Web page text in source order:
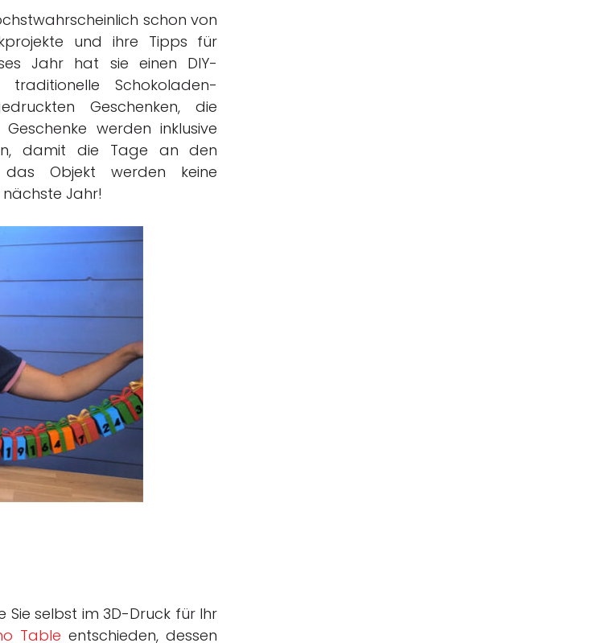
schon von
und ihre Tipps für
Jahr hat sie einen DIY-
Schokoladen-
Geschenken, die
werden inklusive
damit die Tage an den
Objekt werden keine
Jahr!
Sie selbst im 3D-Druck für Ihr
Table entschieden, dessen